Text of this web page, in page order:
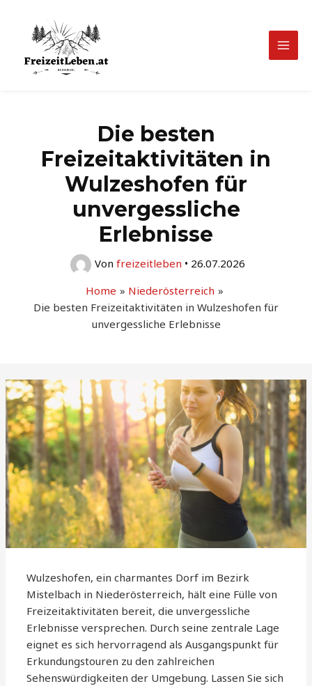
springen
Main
Die besten
Freizeitaktivitäten in
Wulzeshofen für
unvergessliche
Erlebnisse
Von freizeitleben • 26.07.2026
Home
Niederösterreich
Die besten Freizeitaktivitäten in Wulzeshofen für
unvergessliche Erlebnisse
Wulzeshofen, ein charmantes Dorf im Bezirk
Mistelbach in Niederösterreich, hält eine Fülle von
Freizeitaktivitäten bereit, die unvergessliche
Erlebnisse versprechen. Durch seine zentrale Lage
eignet es sich hervorragend als Ausgangspunkt für
Erkundungstouren zu den zahlreichen
Sehenswürdigkeiten der Umgebung. Lassen Sie sich